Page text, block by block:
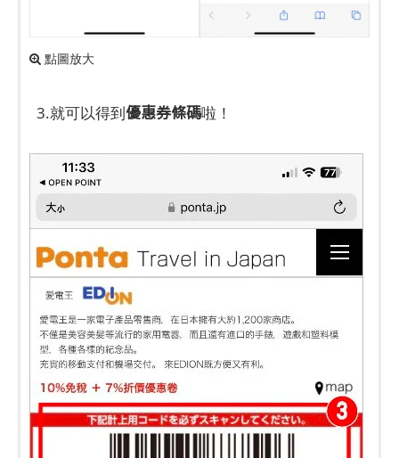
點圖放大
3.就可以得到優惠券條碼啦！